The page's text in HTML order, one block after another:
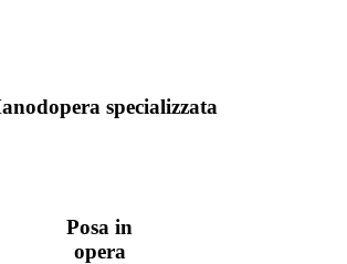
specializzata
Posa in
opera